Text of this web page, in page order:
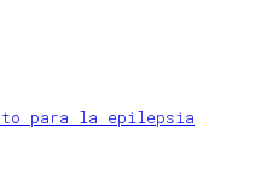
para la epilepsia